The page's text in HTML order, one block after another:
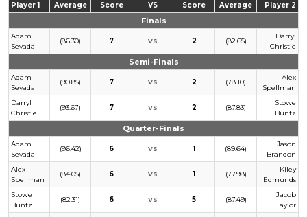
Player 1 Average Score VS Score Average Player 2
Finals
Adam
Sevada
(86.30) 7 VS 2 (82.65)
Darryl
Christie
Semi-Finals
Adam
Sevada
(90.85) 7 VS 2 (78.10)
Alex
Spellman
Darryl
Christie
(93.67) 7 VS 2 (87.83)
Stowe
Buntz
Quarter-Finals
Adam
Sevada
(96.42) 6 VS 1 (89.64)
Jason
Brandon
Alex
Spellman
(84.05) 6 VS 1 (77.98)
Kiley
Edmunds
Stowe
Buntz
(82.31) 6 VS 5 (87.49)
Jacob
Taylor